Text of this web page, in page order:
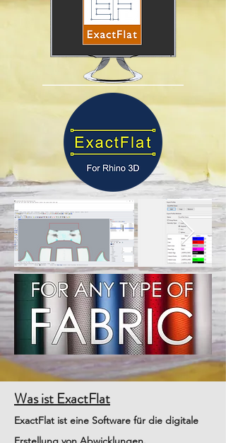
Was ist ExactFlat
ExactFlat ist eine Software für die digitale